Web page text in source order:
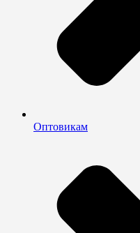
Оптовикам